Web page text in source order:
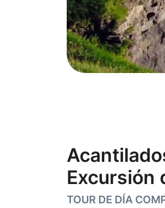
Excursión
TOUR DE DÍA